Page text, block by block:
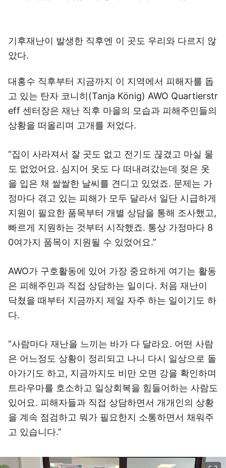
기후재난이 발생한 직후엔 이 곳도 우리와 다르지 않
았다.
대홍수 직후부터 지금까지 이 지역에서 피해자를 돕
고 있는 탄자 코니히(Tanja König) AWO Quartierstr
eff 센터장은 재난 직후 마을의 모습과 피해주민들의
상황을 떠올리며 고개를 저었다.
“집이 사라져서 잘 곳도 없고 전기도 끊겼고 마실 물
도 없었어요. 심지어 옷도 다 떠내려갔는데 젖은 옷
을 입은 채 쌀쌀한 날씨를 견디고 있었죠. 문제는 가
정마다 겪고 있는 피해가 모두 달라서 일단 시급하게
지원이 필요한 품목부터 개별 상담을 통해 조사했고,
빠르게 지원하는 것부터 시작했죠. 통상 가정마다 8
0여가지 품목이 지원될 수 있었어요.”
AWO가 구호활동에 있어 가장 중요하게 여기는 활동
은 피해주민과 직접 상담하는 일이다. 처음 재난이
닥쳤을 때부터 지금까지 제일 자주 하는 일이기도 하
다.
“사람마다 재난을 느끼는 바가 다 달라요. 어떤 사람
은 어느정도 상황이 정리되고 나니 다시 일상으로 돌
아가기도 하고, 지금까지도 비만 오면 강을 확인하며
트라우마를 호소하고 일상회복을 힘들어하는 사람도
있어요. 피해자들과 직접 상담하면서 개개인의 상황
을 계속 점검하고 뭐가 필요한지 소통하면서 채워주
고 있습니다.”